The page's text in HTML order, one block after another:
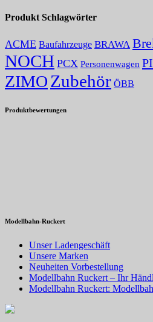
Produkt Schlagwörter
ACME Baufahrzeuge BRAWA
NOCH PCX Personenwagen
ZIMOZubehör ÖBB
Produktbewertungen
Modellbahn-Ruckert
Unser Ladengeschäft
Unsere Marken
Neuheiten Vorbestellung
Modellbahn Ruckert – Ihr
Modellbahn Ruckert: